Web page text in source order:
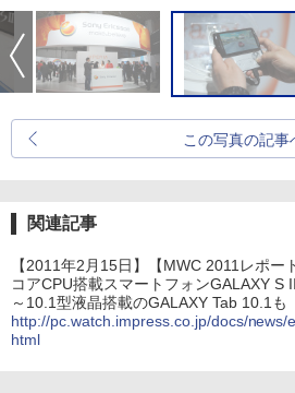
この写真の記事
関連記事
【2011年2月15日】【MWC 2011レポー
コアCPU搭載スマートフォンGALAXY S
～10.1型液晶搭載のGALAXY Tab 10.1も
http://pc.watch.impress.co.jp/docs/news/
html